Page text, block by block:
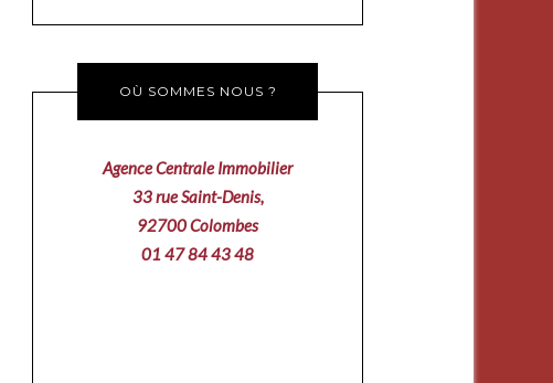
OÙ SOMMES NOUS ?
Agence Centrale Immobilier
33 rue Saint-Denis,
92700 Colombes
01 47 84 43 48